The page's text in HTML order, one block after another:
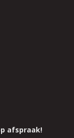
afspraak!